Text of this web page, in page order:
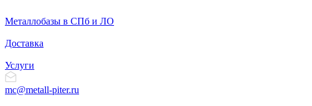
Металлобазы в СПб и ЛО
Доставка
Услуги
mc@metall-piter.ru